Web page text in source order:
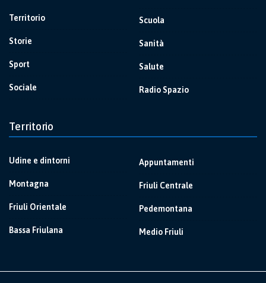
Territorio
Storie
Sport
Sociale
Scuola
Sanità
Salute
Radio Spazio
Territorio
Udine e dintorni
Montagna
Friuli Orientale
Bassa Friulana
Appuntamenti
Friuli Centrale
Pedemontana
Medio Friuli